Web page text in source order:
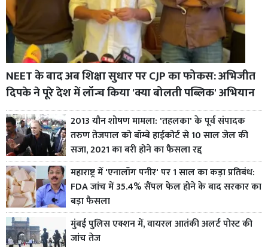
NEET के बाद अब शिक्षा सुधार पर CJP का फोकस: अभिजीत
दिपके ने पूरे देश में लॉन्च किया 'क्या बोलती पब्लिक' अभियान
2013 यौन शोषण मामला: 'तहलका' के पूर्व संपादक
तरुण तेजपाल को बॉम्बे हाईकोर्ट से 10 साल जेल की
सजा, 2021 का बरी होने का फैसला रद्द
महाराष्ट्र में 'एनालॉग पनीर' पर 1 साल का कड़ा प्रतिबंध:
FDA जांच में 35.4% सैंपल फेल होने के बाद सरकार का
बड़ा फैसला
मुंबई पुलिस एक्शन में, वायरल आतंकी अलर्ट पोस्ट की
जांच तेज